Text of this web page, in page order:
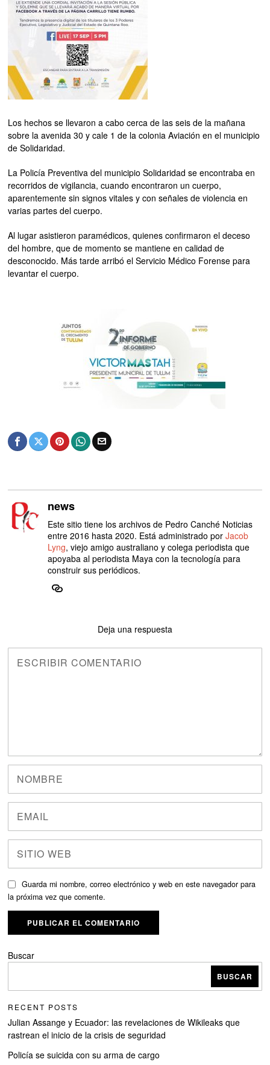
Los hechos se llevaron a cabo cerca de las seis de la mañana
sobre la avenida 30 y cale 1 de la colonia Aviación en el municipio
de Solidaridad.
La Policía Preventiva del municipio Solidaridad se encontraba en
recorridos de vigilancia, cuando encontraron un cuerpo,
aparentemente sin signos vitales y con señales de violencia en
varias partes del cuerpo.
Al lugar asistieron paramédicos, quienes confirmaron el deceso
del hombre, que de momento se mantiene en calidad de
desconocido. Más tarde arribó el Servicio Médico Forense para
levantar el cuerpo.
news
Este sitio tiene los archivos de Pedro Canché Noticias
entre 2016 hasta 2020. Está administrado porJacob
Lyng, viejo amigo australiano y colega periodista que
apoyaba al periodista Maya con la tecnología para
construir sus periódicos.
Deja una respuesta
Guarda mi nombre, correo electrónico y web en este navegador para
la próxima vez que comente.
Buscar
BUSCAR
RECENT POSTS
Julian Assange y Ecuador: las revelaciones de Wikileaks que
rastrean el inicio de la crisis de seguridad
Policía se suicida con su arma de cargo